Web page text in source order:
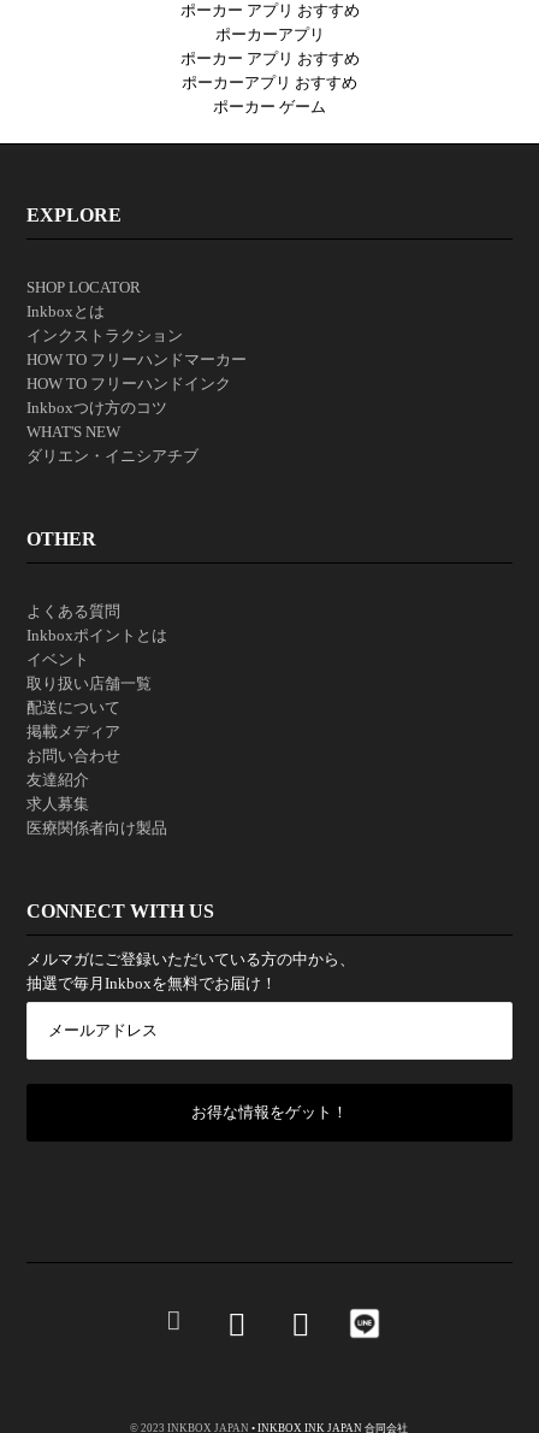
ポーカー アプリ おすすめ
ポーカーアプリ
ポーカー アプリ おすすめ
ポーカーアプリ おすすめ
ポーカー ゲーム
EXPLORE
SHOP LOCATOR
Inkboxとは
インクストラクション
HOW TO フリーハンドマーカー
HOW TO フリーハンドインク
Inkboxつけ方のコツ
WHAT'S NEW
ダリエン・イニシアチブ
OTHER
よくある質問
Inkboxポイントとは
イベント
取り扱い店舗一覧
配送について
掲載メディア
お問い合わせ
友達紹介
求人募集
医療関係者向け製品
CONNECT WITH US
メルマガにご登録いただいている方の中から、
抽選で毎月Inkboxを無料でお届け！
© 2023 INKBOX JAPAN • INKBOX INK JAPAN 合同会社